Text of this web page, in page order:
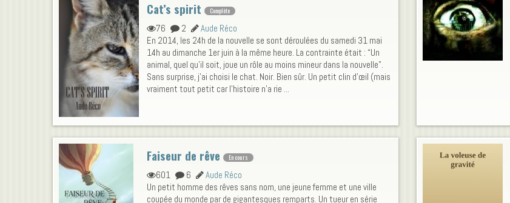
Cat’s spirit Complète
76 2
Aude Réco
En 2014, les 24h de la nouvelle se sont déroulées du samedi 31 mai
14h au dimanche 1er juin à la même heure. La contrainte était : “Un
animal, quel qu’il soit, joue un rôle au moins mineur dans la nouvelle”.
Sans surprise, j’ai choisi le chat. Noir. Bien sûr. Un petit clin d’œil (mais
vraiment tout petit car l’histoire n’a rie ...
Faiseur de rêve En cours
601 6
Aude Réco
Un petit homme des rêves sans nom, une jeune femme et une ville
coupée du monde par de gigantesques remparts. Un tueur en série